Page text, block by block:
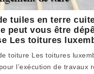
tuiles en terre
peut vous être
Les toitures
toiture Les toitures
l’exécution de travaux